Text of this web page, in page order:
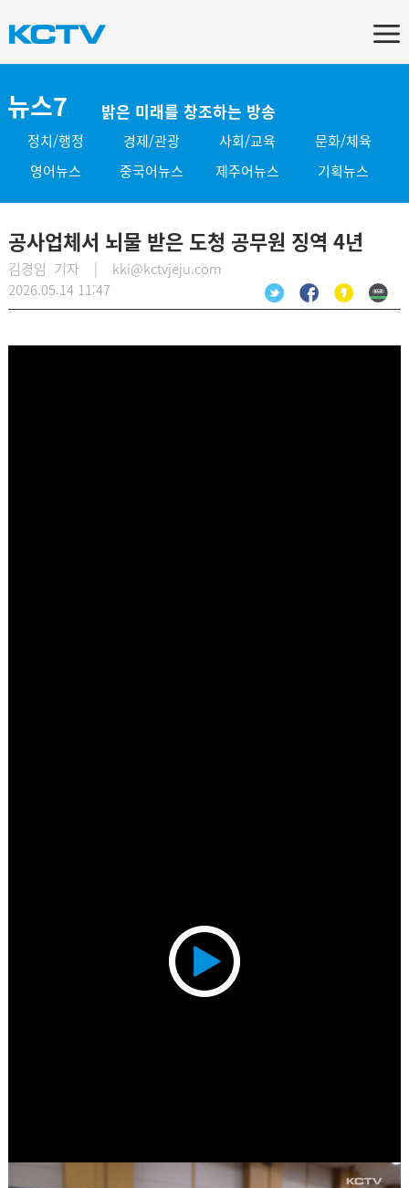
뉴스7 밝은 미래를 창조하는 방송
정치/행정 경제/관광 사회/교육
문화/체육
영어뉴스
중국어뉴스 제주어뉴스 기획뉴스
공사업체서 뇌물 받은 도청 공무원 징역 4년
김경임 기자 | kki@kctvjeju.com
2026.05.14 11:47
Play